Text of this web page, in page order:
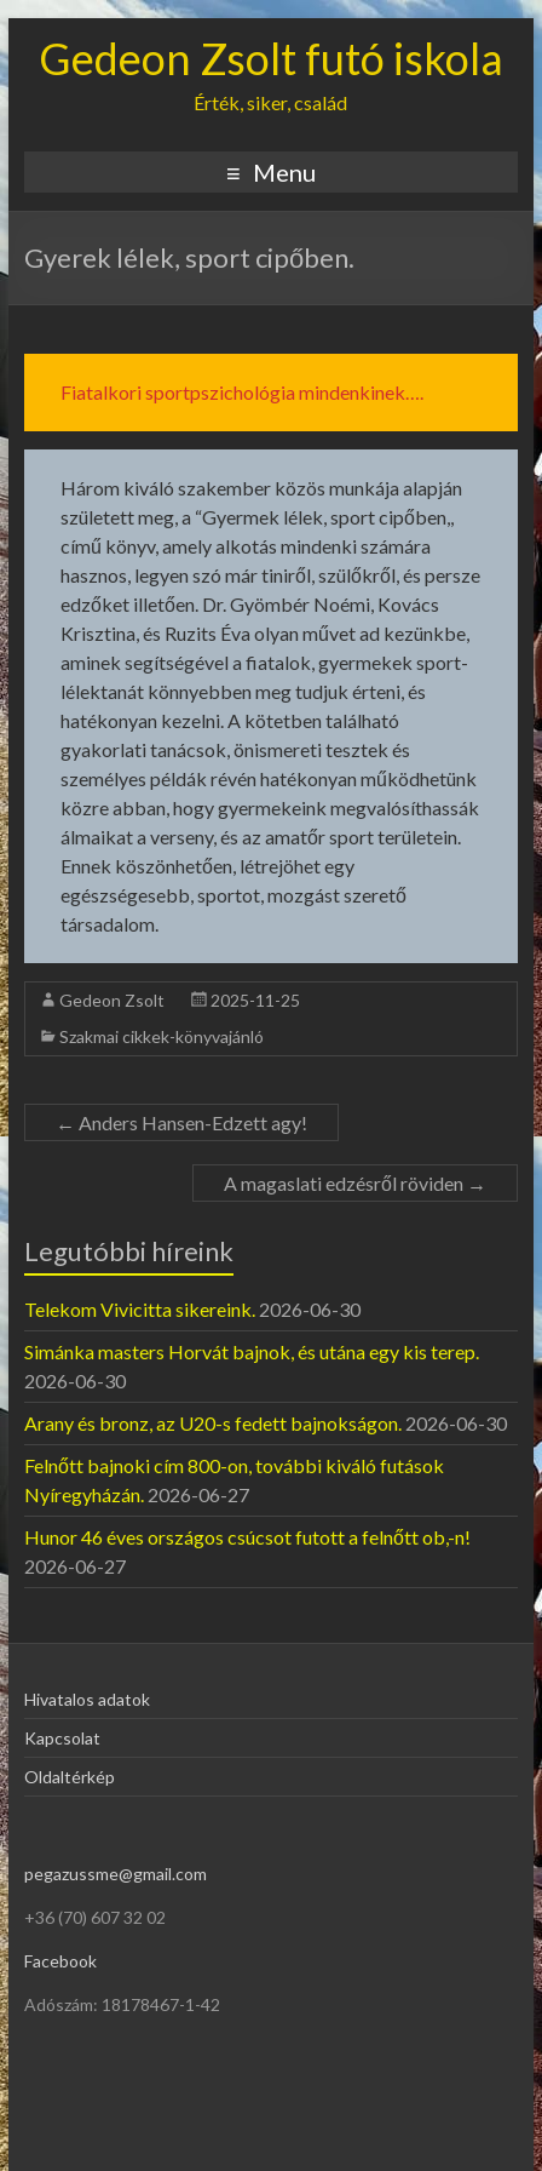
Gedeon Zsolt futó iskola
Érték, siker, család
Menu
Gyerek lélek, sport cipőben.
Fiatalkori sportpszichológia mindenkinek….
Három kiváló szakember közös munkája alapján
született meg, a “Gyermek lélek, sport cipőben,,
című könyv, amely alkotás mindenki számára
hasznos, legyen szó már tiniről, szülőkről, és persze
edzőket illetően. Dr. Gyömbér Noémi, Kovács
Krisztina, és Ruzits Éva olyan művet ad kezünkbe,
aminek segítségével a fiatalok, gyermekek sport-
lélektanát könnyebben meg tudjuk érteni, és
hatékonyan kezelni. A kötetben található
gyakorlati tanácsok, önismereti tesztek és
személyes példák révén hatékonyan működhetünk
közre abban, hogy gyermekeink megvalósíthassák
álmaikat a verseny, és az amatőr sport területein.
Ennek köszönhetően, létrejöhet egy
egészségesebb, sportot, mozgást szerető
társadalom.
Gedeon Zsolt
2025-11-25
Szakmai cikkek-könyvajánló
← Anders Hansen-Edzett agy!
A magaslati edzésről röviden →
Legutóbbi híreink
Telekom Vivicitta sikereink. 2026-06-30
Simánka masters Horvát bajnok, és utána egy kis terep.
2026-06-30
Arany és bronz, az U20-s fedett bajnokságon. 2026-06-30
Felnőtt bajnoki cím 800-on, további kiváló futások
Nyíregyházán. 2026-06-27
Hunor 46 éves országos csúcsot futott a felnőtt ob,-n!
2026-06-27
Hivatalos adatok
Kapcsolat
Oldaltérkép
pegazussme@gmail.com
+36 (70) 607 32 02
Facebook
Adószám: 18178467-1-42